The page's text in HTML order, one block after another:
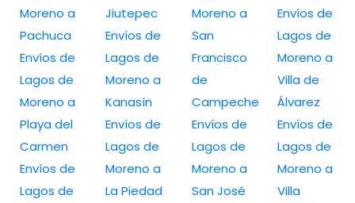
Moreno a
Pachuca
Envíos de
Lagos de
Moreno a
Playa del
Carmen
Envíos de
Lagos de
Jiutepec
Envíos de
Lagos de
Moreno a
Kanasín
Envíos de
Lagos de
Moreno a
La Piedad
Moreno a
San
Francisco
de
Campeche
Envíos de
Lagos de
Moreno a
San José
Envíos de
Lagos de
Moreno a
Villa de
Álvarez
Envíos de
Lagos de
Moreno a
Villa